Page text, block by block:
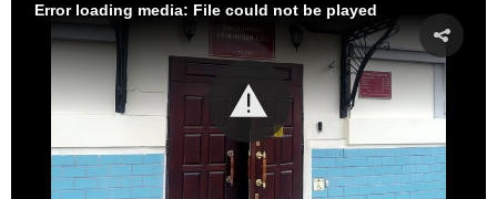
Error loading media: File could not be played